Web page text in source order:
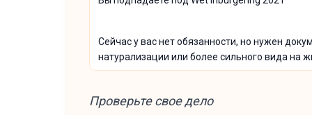
Сейчас у вас нет обязанности, но нужен
натурализации или более сильного вида на
Проверьте свое дело